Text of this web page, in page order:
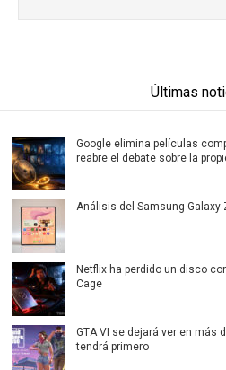
Últimas
Google elimina películas
reabre el debate sobre la
Análisis del Samsung Galaxy
Netflix ha perdido un disco
Cage
GTA VI se dejará ver en más
tendrá primero